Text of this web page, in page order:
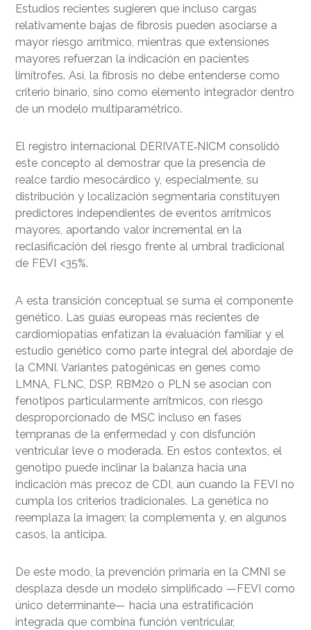
Estudios recientes sugieren que incluso cargas
relativamente bajas de fibrosis pueden asociarse a
mayor riesgo arrítmico, mientras que extensiones
mayores refuerzan la indicación en pacientes
limítrofes. Así, la fibrosis no debe entenderse como
criterio binario, sino como elemento integrador dentro
de un modelo multiparamétrico.
El registro internacional DERIVATE‑NICM consolidó
este concepto al demostrar que la presencia de
realce tardío mesocárdico y, especialmente, su
distribución y localización segmentaria constituyen
predictores independientes de eventos arrítmicos
mayores, aportando valor incremental en la
reclasificación del riesgo frente al umbral tradicional
de FEVI <35%.
A esta transición conceptual se suma el componente
genético. Las guías europeas más recientes de
cardiomiopatías enfatizan la evaluación familiar y el
estudio genético como parte integral del abordaje de
la CMNI. Variantes patogénicas en genes como
LMNA, FLNC, DSP, RBM20 o PLN se asocian con
fenotipos particularmente arrítmicos, con riesgo
desproporcionado de MSC incluso en fases
tempranas de la enfermedad y con disfunción
ventricular leve o moderada. En estos contextos, el
genotipo puede inclinar la balanza hacia una
indicación más precoz de CDI, aún cuando la FEVI no
cumpla los criterios tradicionales. La genética no
reemplaza la imagen; la complementa y, en algunos
casos, la anticipa.
De este modo, la prevención primaria en la CMNI se
desplaza desde un modelo simplificado —FEVI como
único determinante— hacia una estratificación
integrada que combina función ventricular,